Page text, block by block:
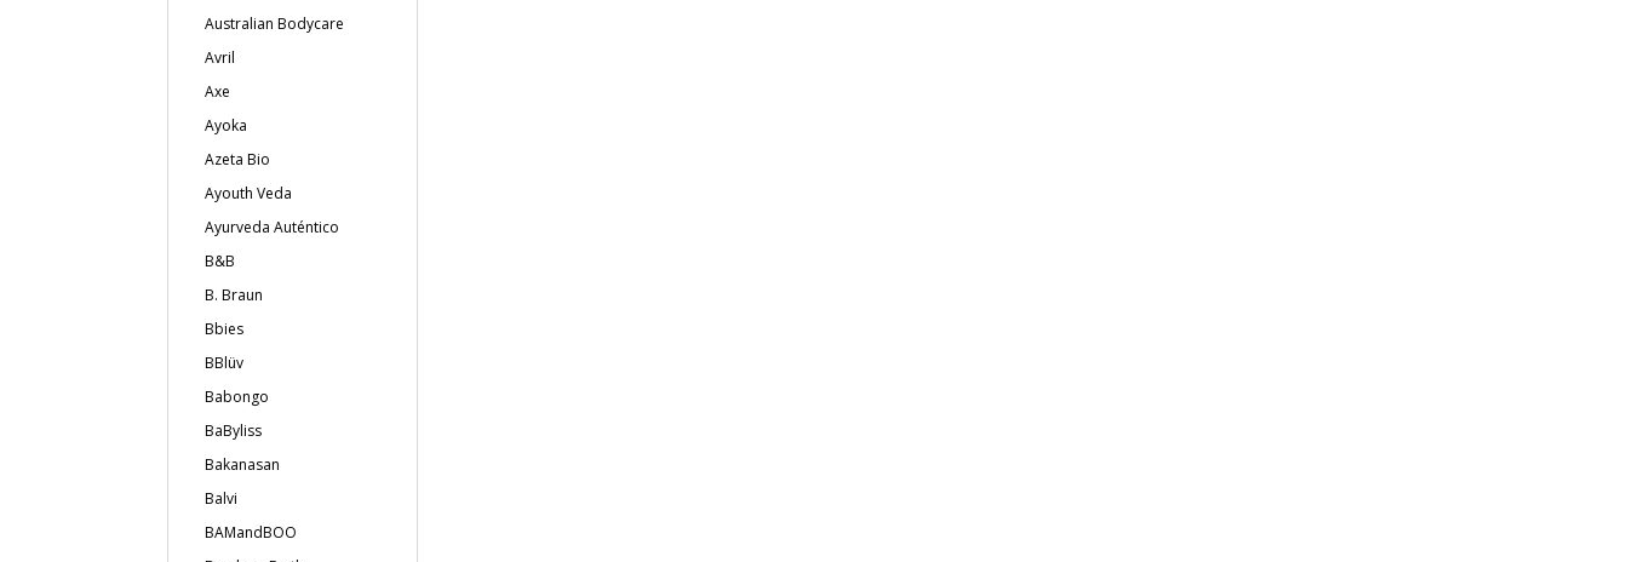
Australian Bodycare
Avril
Axe
Ayoka
Azeta Bio
Ayouth Veda
Ayurveda Auténtico
B&B
B. Braun
Bbies
BBlüv
Babongo
BaByliss
Bakanasan
Balvi
BAMandBOO